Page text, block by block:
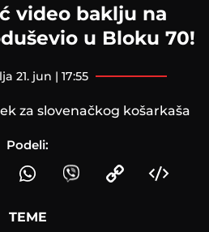
video baklju na
u Bloku 70!
21. jun | 17:55
za slovenačkog košarkaša
Podeli:
TEME